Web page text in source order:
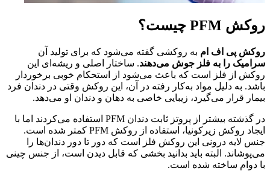
روکش PFM چیست؟
روکش پی اف ام به روکشی گفته می‌شود که برای تولید آن
سرامیک را به فلز جوش می‌دهند. ساختار اصلی و ریشه‌ای این
روکش از فلز است که باعث می‌شود از استحکام خوبی برخوردار
باشد. به دلیل مواد به‌کار رفته در آن، این روکش وقتی در دندان فرد
بیمار قرار می‌گیرد، زیبایی خاصی به دهان و دندان او می‌دهد.
در گذشته بیشتر از پروتز ثابت دندان PFM استفاده می‌کردند اما با
ایجاد روکش زیرکونیا، استفاده از روکش PFM کمتر شده است.
جنس لایه درونی این روکش فلز است که دور تا دور دندان‌ها را
می‌پوشاند. البته باید بدانید بخشی که قابل دیدن است، از جنس چینی
با دوام ساخته شده است.